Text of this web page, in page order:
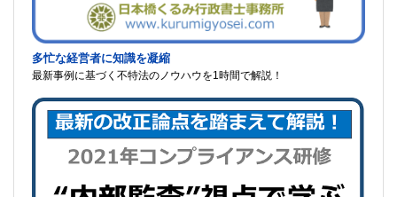
多忙な経営者に知識を凝縮
最新事例に基づく不特法のノウハウを1時間で解説！